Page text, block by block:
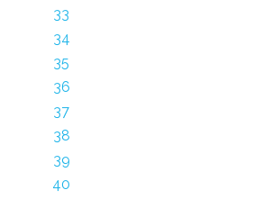
33
34
35
36
37
38
39
40